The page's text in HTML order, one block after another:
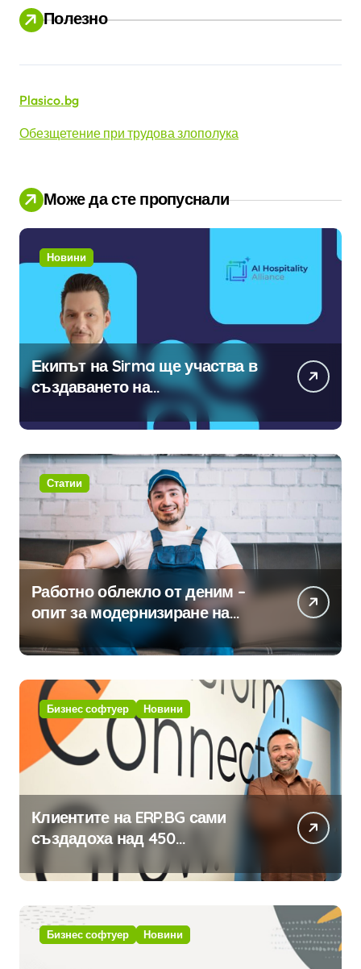
и
Полезно
Plasico.bg
Обезщетение при трудова злополука
Може да сте пропуснали
Новини
Екипът на Sirma ще участва в
създаването на
международните стандарти за
навлизане на изкуствен
интелект в хотелиерството
Статии
Работно облекло от деним –
опит за модернизиране на
традицията
Бизнес софтуер Новини
Клиентите на ERP.BG сами
създадоха над 450
приложения за ERP системата
с помощта на вградения в нея
изкуствен интелект
Бизнес софтуер Новини